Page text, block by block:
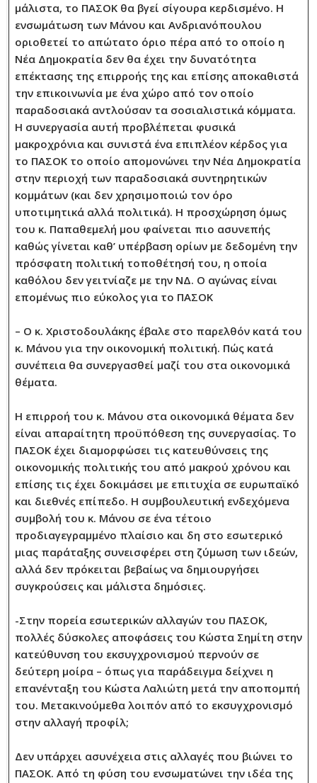
μάλιστα, το ΠΑΣΟΚ θα βγεί σίγουρα κερδισμένο. Η
ενσωμάτωση των Μάνου και Ανδριανόπουλου
οριοθετεί το απώτατο όριο πέρα από το οποίο η
Νέα Δημοκρατία δεν θα έχει την δυνατότητα
επέκτασης της επιρροής της και επίσης αποκαθιστά
την επικοινωνία με ένα χώρο από τον οποίο
παραδοσιακά αντλούσαν τα σοσιαλιστικά κόμματα.
Η συνεργασία αυτή προβλέπεται φυσικά
μακροχρόνια και συνιστά ένα επιπλέον κέρδος για
το ΠΑΣΟΚ το οποίο απομονώνει την Νέα Δημοκρατία
στην περιοχή των παραδοσιακά συντηρητικών
κομμάτων (και δεν χρησιμοποιώ τον όρο
υποτιμητικά αλλά πολιτικά). Η προσχώρηση όμως
του κ. Παπαθεμελή μου φαίνεται πιο ασυνεπής
καθώς γίνεται καθ’ υπέρβαση ορίων με δεδομένη την
πρόσφατη πολιτική τοποθέτησή του, η οποία
καθόλου δεν γειτνίαζε με την ΝΔ. Ο αγώνας είναι
επομένως πιο εύκολος για το ΠΑΣΟΚ
– Ο κ. Χριστοδουλάκης έβαλε στο παρελθόν κατά του
κ. Μάνου για την οικονομική πολιτική. Πώς κατά
συνέπεια θα συνεργασθεί μαζί του στα οικονομικά
θέματα.
Η επιρροή του κ. Μάνου στα οικονομικά θέματα δεν
είναι απαραίτητη προϋπόθεση της συνεργασίας. Το
ΠΑΣΟΚ έχει διαμορφώσει τις κατευθύνσεις της
οικονομικής πολιτικής του από μακρού χρόνου και
επίσης τις έχει δοκιμάσει με επιτυχία σε ευρωπαϊκό
και διεθνές επίπεδο. Η συμβουλευτική ενδεχόμενα
συμβολή του κ. Μάνου σε ένα τέτοιο
προδιαγεγραμμένο πλαίσιο και δη στο εσωτερικό
μιας παράταξης συνεισφέρει στη ζύμωση των ιδεών,
αλλά δεν πρόκειται βεβαίως να δημιουργήσει
συγκρούσεις και μάλιστα δημόσιες.
-Στην πορεία εσωτερικών αλλαγών του ΠΑΣΟΚ,
πολλές δύσκολες αποφάσεις του Κώστα Σημίτη στην
κατεύθυνση του εκσυγχρονισμού περνούν σε
δεύτερη μοίρα – όπως για παράδειγμα δείχνει η
επανένταξη του Κώστα Λαλιώτη μετά την αποπομπή
του. Μετακινούμεθα λοιπόν από το εκσυγχρονισμό
στην αλλαγή προφίλ;
Δεν υπάρχει ασυνέχεια στις αλλαγές που βιώνει το
ΠΑΣΟΚ. Από τη φύση του ενσωματώνει την ιδέα της